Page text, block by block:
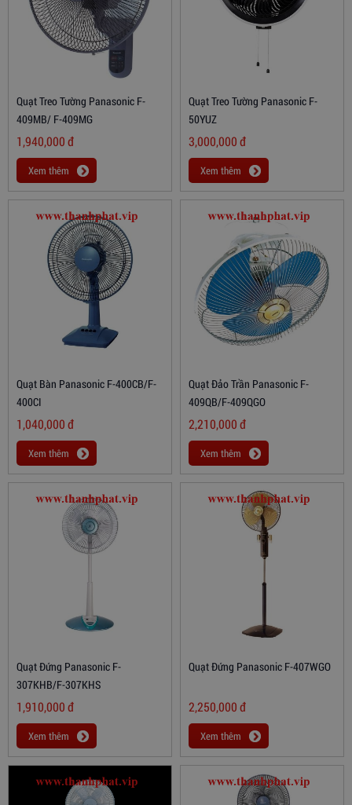
Quạt Treo Tường Panasonic F-
409MB/ F-409MG
1,940,000đ
Xem thêm
Quạt Treo Tường Panasonic F-
50YUZ
3,000,000đ
Xem thêm
Quạt Bàn Panasonic F-400CB/F-
400CI
1,040,000đ
Xem thêm
Quạt Đảo Trần Panasonic F-
409QB/F-409QGO
2,210,000đ
Xem thêm
Quạt Đứng Panasonic F-
307KHB/F-307KHS
1,910,000đ
Xem thêm
Quạt Đứng Panasonic F-407WGO
2,250,000đ
Xem thêm